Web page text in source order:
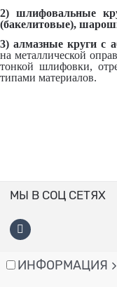
2) шлифовальные
(бакелитовые),
3) алмазные круги с
на металлической
тонкой шлифовки,
типами материалов.
МЫ В СОЦ СЕТЯХ
ИНФОРМАЦИЯ